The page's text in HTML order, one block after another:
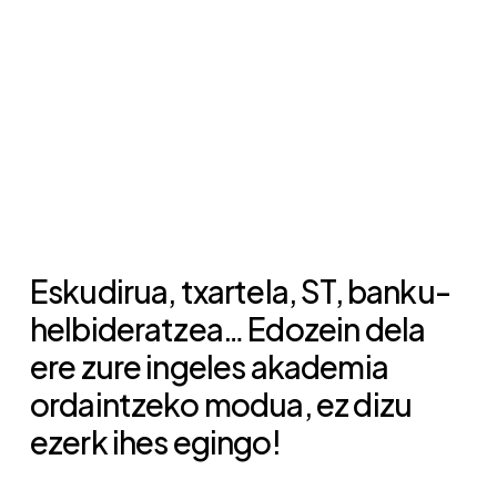
Eskudirua, txartela, ST, banku-
helbideratzea… Edozein dela
ere zure ingeles akademia
ordaintzeko modua, ez dizu
ezerk ihes egingo!